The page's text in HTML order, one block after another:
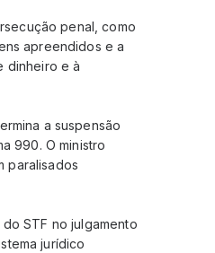
penal, como
apreendidos e a
dinheiro e à
a suspensão
990. O ministro
paralisados
STF no julgamento
jurídico